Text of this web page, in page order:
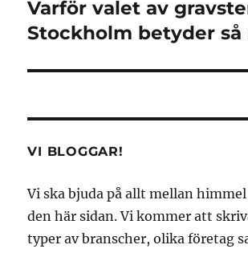
Nästa
inlägg:
Varför valet av
Stockholm betyder
VI BLOGGAR!
Vi ska bjuda på allt mellan
den här sidan. Vi kommer att
typer av branscher, olika företag